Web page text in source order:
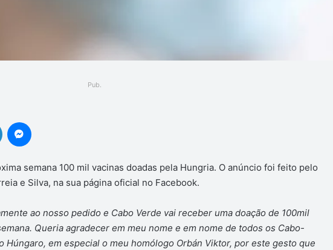
Pub.
Linkedin
semana 100 mil vacinas doadas pela Hungria. O anúncio foi feito pelo
e Silva, na sua página oficial no Facebook.
ao nosso pedido e Cabo Verde vai receber uma doação de 100mil
Queria agradecer em meu nome e em nome de todos os Cabo-
Húngaro, em especial o meu homólogo Orbán Viktor, por este gesto que